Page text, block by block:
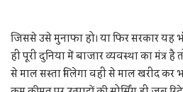
जिससे उसे मुनाफा हो। या फिर सरकार
ही पूरी दुनिया में बाजार व्यवस्था का मंत्र
से माल सस्ता मिलेगा वहीं से माल खरीद कर